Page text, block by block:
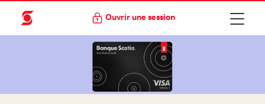
Ouvrir une session